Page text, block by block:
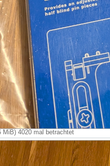
MiB) 4020 mal betrachtet